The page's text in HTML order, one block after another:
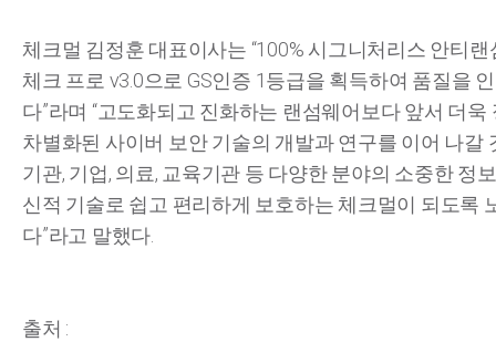
체크멀 김정훈 대표이사는 “100% 시그니처리스 안티
체크 프로 v3.0으로 GS인증 1등급을 획득하여 품질을
다”라며 “고도화되고 진화하는 랜섬웨어보다 앞서 더욱
차별화된 사이버 보안 기술의 개발과 연구를 이어 나갈
기관, 기업, 의료, 교육기관 등 다양한 분야의 소중한 정
신적 기술로 쉽고 편리하게 보호하는 체크멀이 되도록
다”라고 말했다.
출처 :